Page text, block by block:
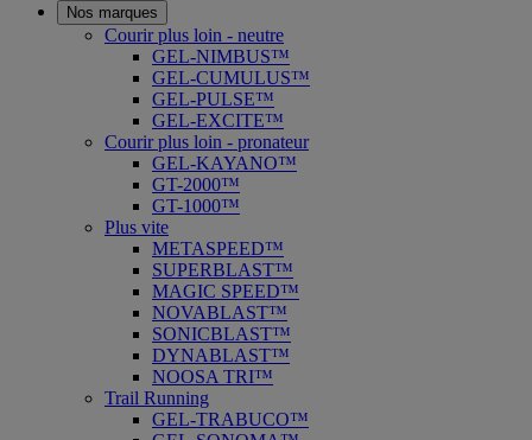
Nos marques
Courir plus loin - neutre
GEL-NIMBUS™
GEL-CUMULUS™
GEL-PULSE™
GEL-EXCITE™
Courir plus loin - pronateur
GEL-KAYANO™
GT-2000™
GT-1000™
Plus vite
METASPEED™
SUPERBLAST™
MAGIC SPEED™
NOVABLAST™
SONICBLAST™
DYNABLAST™
NOOSA TRI™
Trail Running
GEL-TRABUCO™